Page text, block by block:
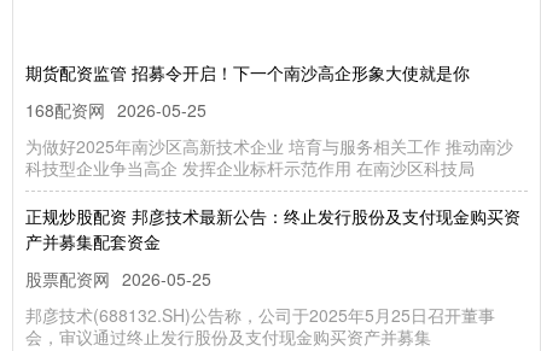
期货配资监管 招募令开启！下一个南沙高企形象大使就是你
168配资网 2026-05-25
为做好2025年南沙区高新技术企业 培育与服务相关工作 推动南沙
科技型企业争当高企 发挥企业标杆示范作用 在南沙区科技局
正规炒股配资 邦彦技术最新公告：终止发行股份及支付现金购买资
产并募集配套资金
股票配资网 2026-05-25
邦彦技术(688132.SH)公告称，公司于2025年5月25日召开董事
会，审议通过终止发行股份及支付现金购买资产并募集